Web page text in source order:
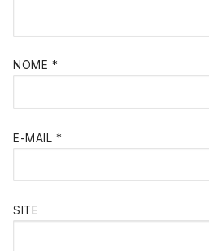
NOME *
E-MAIL *
SITE